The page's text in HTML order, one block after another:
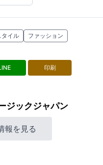
タイル ファッション
印刷
ジックジャパン
報を見る